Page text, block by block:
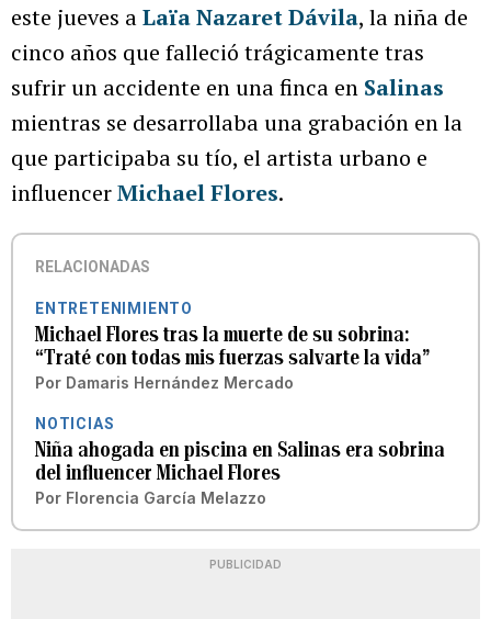
este jueves aLaïa Nazaret Dávila, la niña de
cinco años que falleció trágicamente tras
sufrir un accidente en una finca en Salinas
mientras se desarrollaba una grabación en la
que participaba su tío, el artista urbano e
influencerMichael Flores.
RELACIONADAS
ENTRETENIMIENTO
Michael Flores tras la muerte de su sobrina:
“Traté con todas mis fuerzas salvarte la vida”
Por Damaris Hernández Mercado
NOTICIAS
Niña ahogada en piscina en Salinas era sobrina
del influencer Michael Flores
Por Florencia García Melazzo
PUBLICIDAD